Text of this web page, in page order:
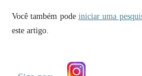
Você também pode iniciar uma
este artigo.